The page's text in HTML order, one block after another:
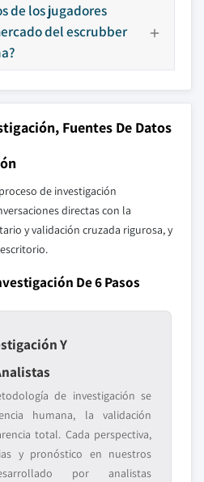
de los jugadores
del escrubber
Fuentes De Datos
de investigación
directas con la
y validación cruzada rigurosa, y
De 6 Pasos
Y
de investigación se
humana, la validación
total. Cada perspectiva,
y pronóstico en nuestros
por analistas